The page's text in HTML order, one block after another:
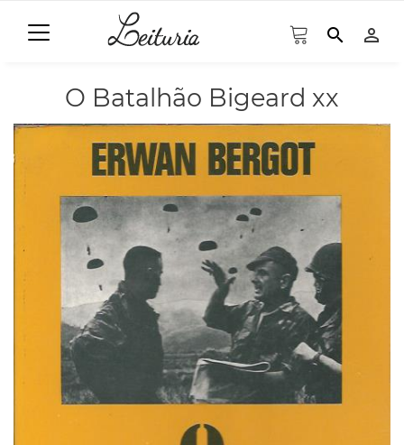
search person_outline
O Batalhão Bigeard xx